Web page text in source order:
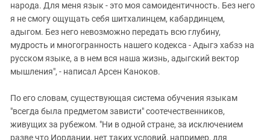
народа. Для меня язык - это моя самоидентичность. Без него
я не смогу ощущать себя шитхалинцем, кабардинцем,
адыгом. Без него невозможно передать всю глубину,
мудрость и многогранность нашего кодекса - Адыгэ хабзэ на
русском языке, а в нем вся наша жизнь, адыгский вектор
мышления", - написал Арсен Каноков.
По его словам, существующая система обучения языкам
"всегда была предметом зависти" соотечественников,
живущих за рубежом. "Ни в одной стране, за исключением
разве что Иордании, нет таких условий, например, для